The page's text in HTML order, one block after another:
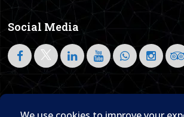
Social Media